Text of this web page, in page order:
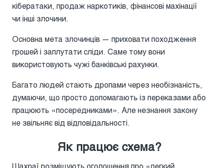
кібератаки, продаж наркотиків, фінансові махінації
чи інші злочини.
Основна мета злочинців — приховати походження
грошей і заплутати сліди. Саме тому вони
використовують чужі банківські рахунки.
Багато людей стають дропами через необізнаність,
думаючи, що просто допомагають із переказами або
працюють «посередниками». Але незнання закону
не звільняє від відповідальності.
Як працює схема?
Шахраї розміщують оголошення про «легкий